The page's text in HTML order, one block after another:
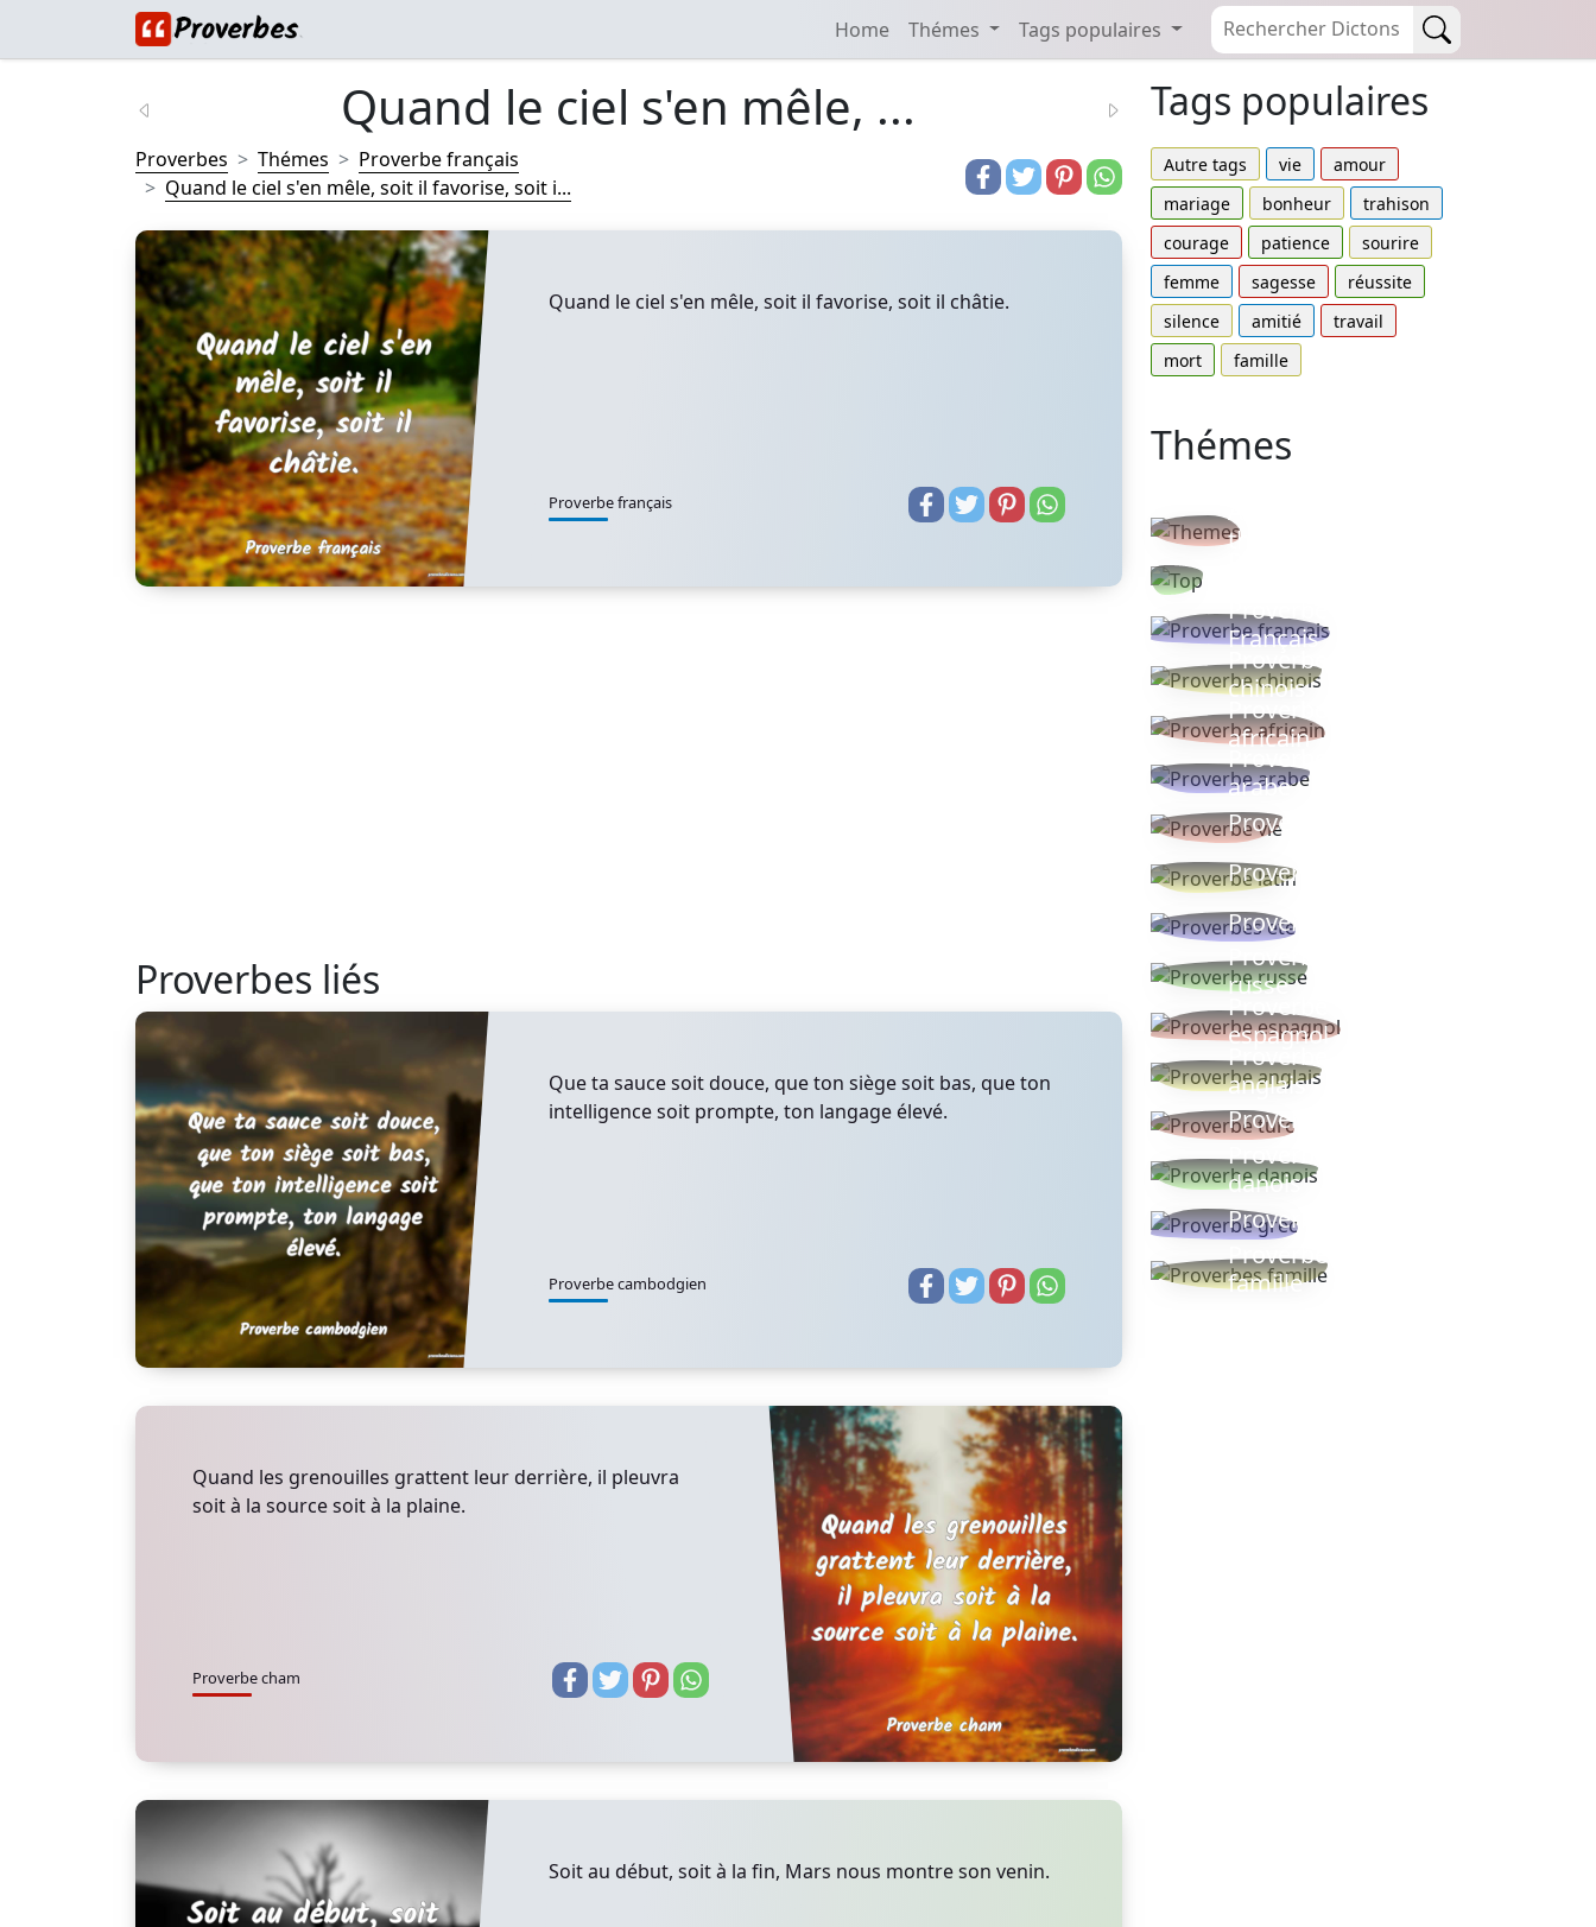
Home Thémes Tags populaires
Quand le ciel s'en mêle, ...
Proverbes Thémes
Proverbe français
Quand le ciel s'en mêle, soit il favorise, soit i...
Quand le ciel s'en mêle, soit il favorise, soit il châtie.
Proverbe français
Proverbes liés
Que ta sauce soit douce, que ton siège soit bas, que ton
intelligence soit prompte, ton langage élevé.
Proverbe cambodgien
Quand les grenouilles grattent leur derrière, il pleuvra
soit à la source soit à la plaine.
Proverbe cham
Soit au début, soit à la fin, Mars nous montre son venin.
Tags populaires
Autre tags vie
amour
mariage
bonheur
trahison
courage
patience
sourire
femme
sagesse
réussite
silence
amitié
travail
mort
famille
Thémes
thèmes
Proverbe
Français
Proverbe
chinois
Proverbe
africain
Proverbe
arabe
Proverbe vie
Proverbe latin
Proverbes ete
Proverbe
russe
Proverbe
espagnol
Proverbe
anglais
Proverbe turc
Proverbe
danois
Proverbe grec
Proverbes
famille